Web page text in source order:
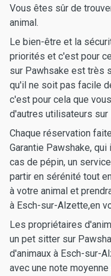
Vous êtes sûr de
animal.
Le bien-être et la
priorités et c'est pour
sur Pawhsake est très
qu'il ne soit pas facile
c'est pour cela que
d'autres utilisateurs sur
Chaque réservation
Garantie Pawshake,
cas de pépin, un
partir en sérénité tout
à votre animal et
à Esch-sur-Alzette,en
Les propriétaires
un pet sitter sur
d'animaux à Esch-sur-
avec une note